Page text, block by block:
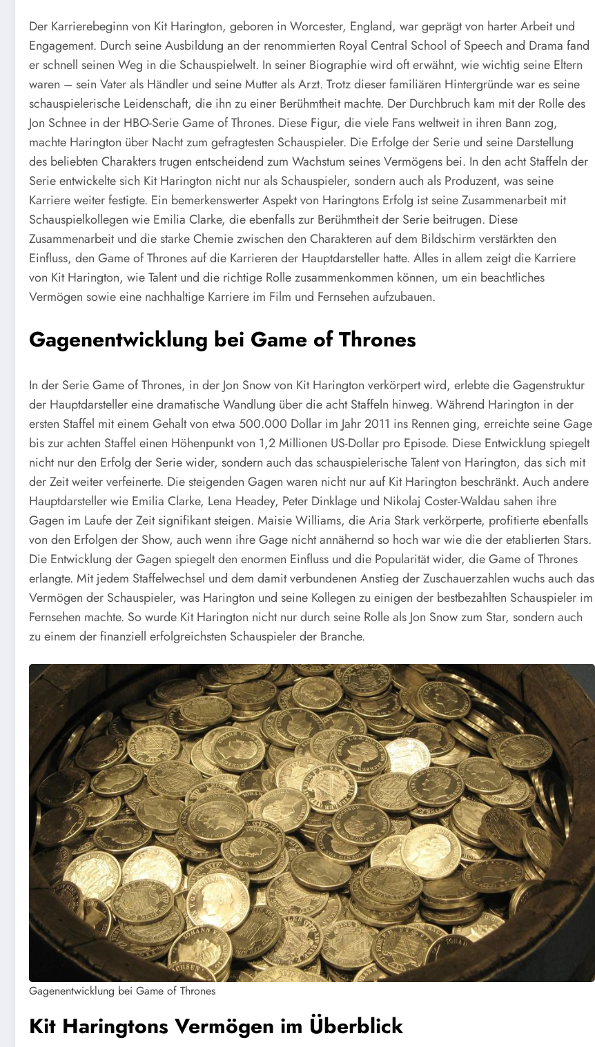
Der Karrierebeginn von Kit Harington, geboren in Worcester, England, war geprägt von harter Arbeit und
Engagement. Durch seine Ausbildung an der renommierten Royal Central School of Speech and Drama fand
er schnell seinen Weg in die Schauspielwelt. In seiner Biographie wird oft erwähnt, wie wichtig seine Eltern
waren – sein Vater als Händler und seine Mutter als Arzt. Trotz dieser familiären Hintergründe war es seine
schauspielerische Leidenschaft, die ihn zu einer Berühmtheit machte. Der Durchbruch kam mit der Rolle des
Jon Schnee in der HBO-Serie Game of Thrones. Diese Figur, die viele Fans weltweit in ihren Bann zog,
machte Harington über Nacht zum gefragtesten Schauspieler. Die Erfolge der Serie und seine Darstellung
des beliebten Charakters trugen entscheidend zum Wachstum seines Vermögens bei. In den acht Staffeln der
Serie entwickelte sich Kit Harington nicht nur als Schauspieler, sondern auch als Produzent, was seine
Karriere weiter festigte. Ein bemerkenswerter Aspekt von Haringtons Erfolg ist seine Zusammenarbeit mit
Schauspielkollegen wie Emilia Clarke, die ebenfalls zur Berühmtheit der Serie beitrugen. Diese
Zusammenarbeit und die starke Chemie zwischen den Charakteren auf dem Bildschirm verstärkten den
Einfluss, den Game of Thrones auf die Karrieren der Hauptdarsteller hatte. Alles in allem zeigt die Karriere
von Kit Harington, wie Talent und die richtige Rolle zusammenkommen können, um ein beachtliches
Vermögen sowie eine nachhaltige Karriere im Film und Fernsehen aufzubauen.
Gagenentwicklung bei Game of Thrones
In der Serie Game of Thrones, in der Jon Snow von Kit Harington verkörpert wird, erlebte die Gagenstruktur
der Hauptdarsteller eine dramatische Wandlung über die acht Staffeln hinweg. Während Harington in der
ersten Staffel mit einem Gehalt von etwa 500.000 Dollar im Jahr 2011 ins Rennen ging, erreichte seine Gage
bis zur achten Staffel einen Höhenpunkt von 1,2 Millionen US-Dollar pro Episode. Diese Entwicklung spiegelt
nicht nur den Erfolg der Serie wider, sondern auch das schauspielerische Talent von Harington, das sich mit
der Zeit weiter verfeinerte. Die steigenden Gagen waren nicht nur auf Kit Harington beschränkt. Auch andere
Hauptdarsteller wie Emilia Clarke, Lena Headey, Peter Dinklage und Nikolaj Coster-Waldau sahen ihre
Gagen im Laufe der Zeit signifikant steigen. Maisie Williams, die Aria Stark verkörperte, profitierte ebenfalls
von den Erfolgen der Show, auch wenn ihre Gage nicht annähernd so hoch war wie die der etablierten Stars.
Die Entwicklung der Gagen spiegelt den enormen Einfluss und die Popularität wider, die Game of Thrones
erlangte. Mit jedem Staffelwechsel und dem damit verbundenen Anstieg der Zuschauerzahlen wuchs auch das
Vermögen der Schauspieler, was Harington und seine Kollegen zu einigen der bestbezahlten Schauspieler im
Fernsehen machte. So wurde Kit Harington nicht nur durch seine Rolle als Jon Snow zum Star, sondern auch
zu einem der finanziell erfolgreichsten Schauspieler der Branche.
Gagenentwicklung bei Game of Thrones
Kit Haringtons Vermögen im Überblick